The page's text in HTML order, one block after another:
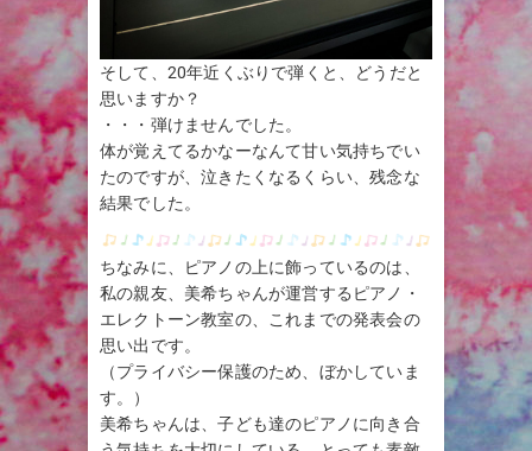
そして、20年近くぶりで弾くと、どうだと
思いますか？
・・・弾けませんでした。
体が覚えてるかなーなんて甘い気持ちでい
たのですが、泣きたくなるくらい、残念な
結果でした。
ちなみに、ピアノの上に飾っているのは、
私の親友、美希ちゃんが運営するピアノ・
エレクトーン教室の、これまでの発表会の
思い出です。
（プライバシー保護のため、ぼかしていま
す。）
美希ちゃんは、子ども達のピアノに向き合